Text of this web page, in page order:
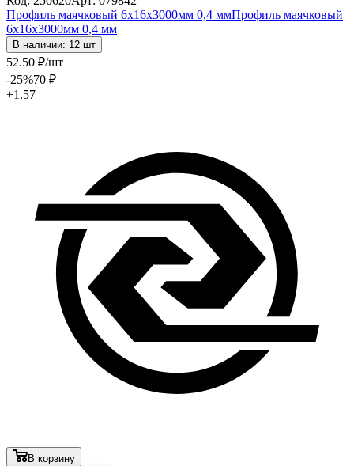
Профиль маячковый 6х16х3000мм 0,4 ммПрофиль маячковый
6х16х3000мм 0,4 мм
В наличии: 12 шт
52.50 ₽/шт
-25%70 ₽
+1.57
В корзину